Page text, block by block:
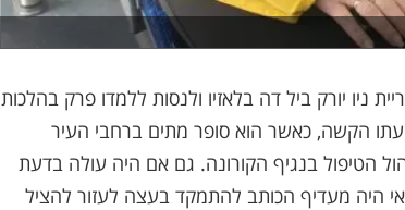
יורק ביל דה בלאזיו ולנסות ללמדו פרק בהלכות
הקשה, כאשר הוא סופר מתים ברחבי העיר
הטיפול בנגיף הקורונה. גם אם היה עולה בדעת
היה מעדיף הכותב להתמקד בעצה לעזור להציל